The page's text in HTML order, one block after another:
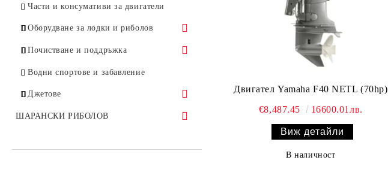
Смазки , греси, олиа
Gear Grease
Drag Grease
Oil
Coating
Тежести, олова
Ножове
Колани
Бомбарди
HUMMINBIRD
SIMRAD
LOWRANCE
AIRMAR
PLASTIMO
GARMIN
Части и консумативи за двигатели
Оборудване за лодки и риболов
SEANOX
SCANSTRUT
RULE
VICTRON ENERGY
Почистване и поддръжка
NAUTIC CLEAN
Водни спортове и забавление
Джетове
YAMAHA
ШАРАНСКИ РИБОЛОВ
Двигател Yamaha F40 NETL (70hp)
€8,487.45 16600.01лв.
Виж детайли
В наличност